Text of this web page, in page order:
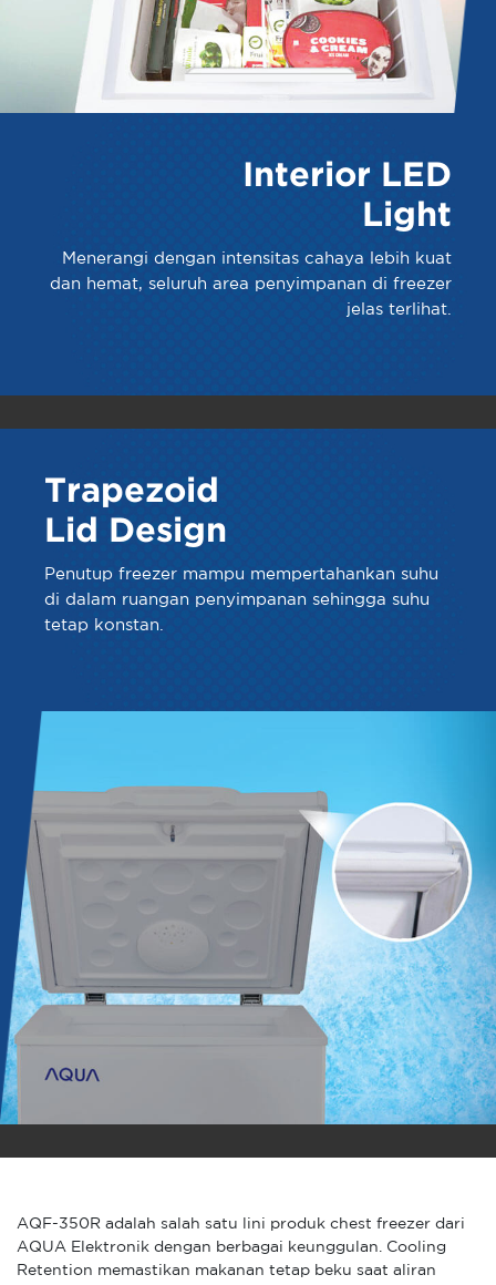
Interior LED
Light
Menerangi dengan intensitas cahaya lebih kuat
dan hemat, seluruh area penyimpanan di freezer
jelas terlihat.
Trapezoid
Lid Design
Penutup freezer mampu mempertahankan suhu
di dalam ruangan penyimpanan sehingga suhu
tetap konstan.
AQF-350R adalah salah satu lini produk chest freezer dari
AQUA Elektronik dengan berbagai keunggulan. Cooling
Retention memastikan makanan tetap beku saat aliran